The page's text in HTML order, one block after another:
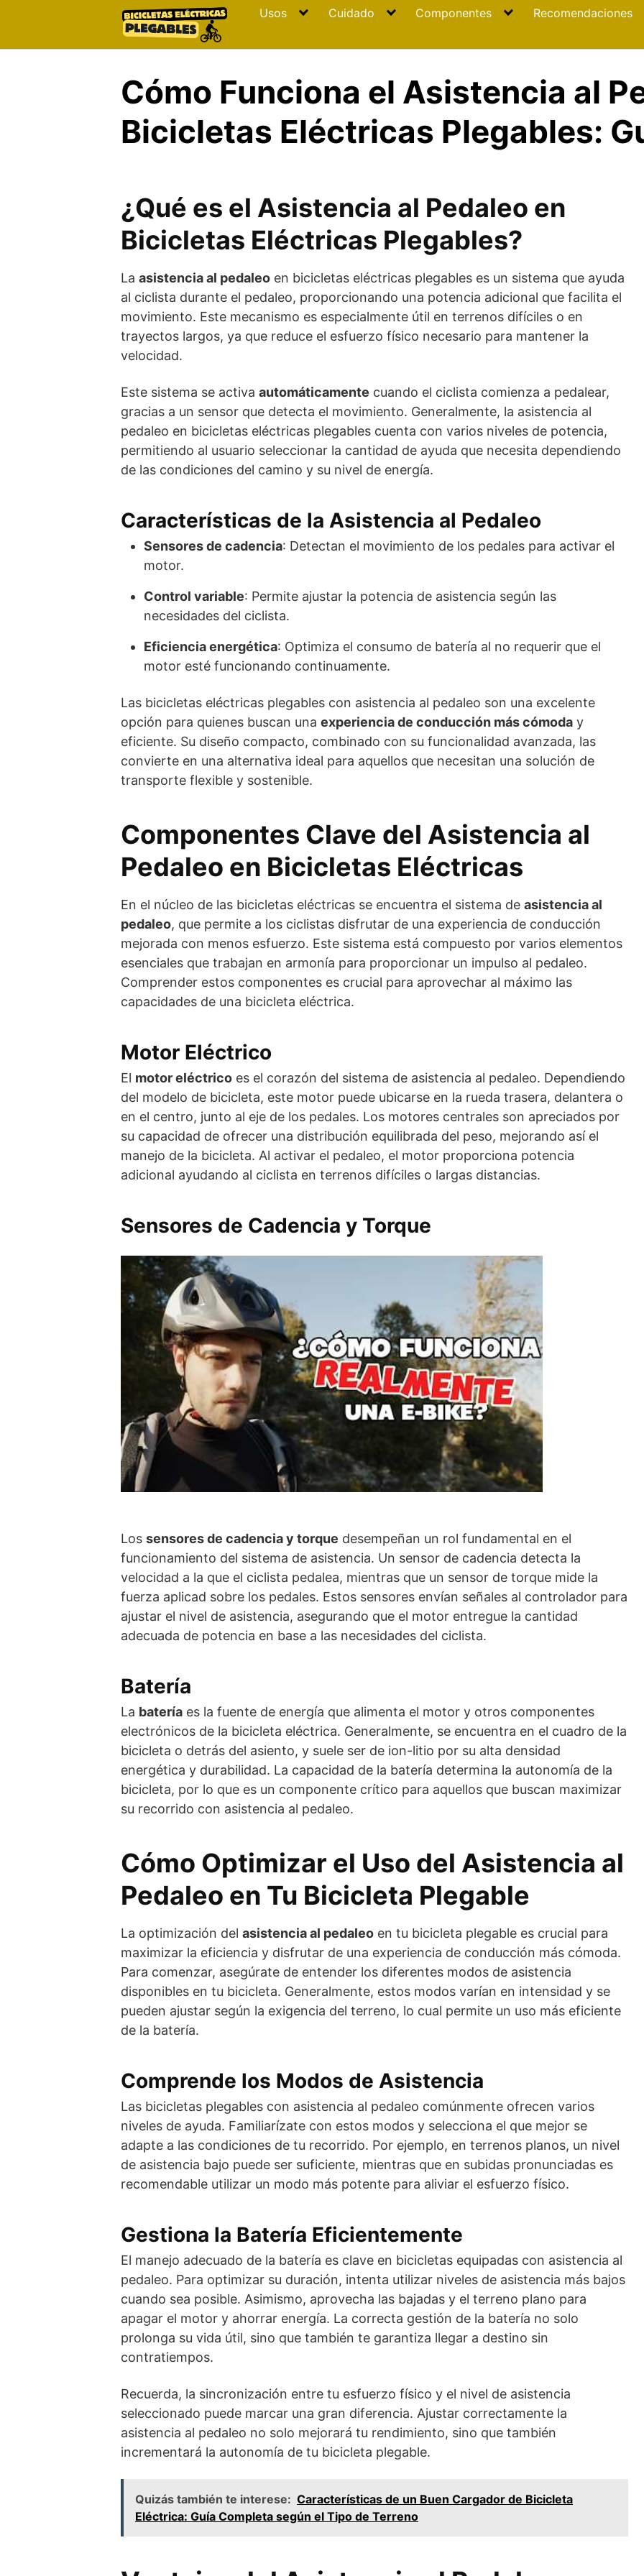
Usos Cuidado Componentes Recomendaciones
Cómo Funciona el Asistencia al
Bicicletas Eléctricas Plegables:
¿Qué es el Asistencia al Pedaleo en
Bicicletas Eléctricas Plegables?
La asistencia al pedaleo en bicicletas eléctricas plegables es un sistema que ayuda
al ciclista durante el pedaleo, proporcionando una potencia adicional que facilita el
movimiento. Este mecanismo es especialmente útil en terrenos difíciles o en
trayectos largos, ya que reduce el esfuerzo físico necesario para mantener la
velocidad.
Este sistema se activa automáticamente cuando el ciclista comienza a pedalear,
gracias a un sensor que detecta el movimiento. Generalmente, la asistencia al
pedaleo en bicicletas eléctricas plegables cuenta con varios niveles de potencia,
permitiendo al usuario seleccionar la cantidad de ayuda que necesita dependiendo
de las condiciones del camino y su nivel de energía.
Características de la Asistencia al Pedaleo
Sensores de cadencia: Detectan el movimiento de los pedales para activar el
motor.
Control variable: Permite ajustar la potencia de asistencia según las
necesidades del ciclista.
Eficiencia energética: Optimiza el consumo de batería al no requerir que el
motor esté funcionando continuamente.
Las bicicletas eléctricas plegables con asistencia al pedaleo son una excelente
opción para quienes buscan una experiencia de conducción más cómoda y
eficiente. Su diseño compacto, combinado con su funcionalidad avanzada, las
convierte en una alternativa ideal para aquellos que necesitan una solución de
transporte flexible y sostenible.
Componentes Clave del Asistencia al
Pedaleo en Bicicletas Eléctricas
En el núcleo de las bicicletas eléctricas se encuentra el sistema de asistencia al
pedaleo, que permite a los ciclistas disfrutar de una experiencia de conducción
mejorada con menos esfuerzo. Este sistema está compuesto por varios elementos
esenciales que trabajan en armonía para proporcionar un impulso al pedaleo.
Comprender estos componentes es crucial para aprovechar al máximo las
capacidades de una bicicleta eléctrica.
Motor Eléctrico
El motor eléctrico es el corazón del sistema de asistencia al pedaleo. Dependiendo
del modelo de bicicleta, este motor puede ubicarse en la rueda trasera, delantera o
en el centro, junto al eje de los pedales. Los motores centrales son apreciados por
su capacidad de ofrecer una distribución equilibrada del peso, mejorando así el
manejo de la bicicleta. Al activar el pedaleo, el motor proporciona potencia
adicional ayudando al ciclista en terrenos difíciles o largas distancias.
Sensores de Cadencia y Torque
Los sensores de cadencia y torque desempeñan un rol fundamental en el
funcionamiento del sistema de asistencia. Un sensor de cadencia detecta la
velocidad a la que el ciclista pedalea, mientras que un sensor de torque mide la
fuerza aplicad sobre los pedales. Estos sensores envían señales al controlador para
ajustar el nivel de asistencia, asegurando que el motor entregue la cantidad
adecuada de potencia en base a las necesidades del ciclista.
Batería
La batería es la fuente de energía que alimenta el motor y otros componentes
electrónicos de la bicicleta eléctrica. Generalmente, se encuentra en el cuadro de la
bicicleta o detrás del asiento, y suele ser de ion-litio por su alta densidad
energética y durabilidad. La capacidad de la batería determina la autonomía de la
bicicleta, por lo que es un componente crítico para aquellos que buscan maximizar
su recorrido con asistencia al pedaleo.
Cómo Optimizar el Uso del Asistencia al
Pedaleo en Tu Bicicleta Plegable
La optimización del asistencia al pedaleo en tu bicicleta plegable es crucial para
maximizar la eficiencia y disfrutar de una experiencia de conducción más cómoda.
Para comenzar, asegúrate de entender los diferentes modos de asistencia
disponibles en tu bicicleta. Generalmente, estos modos varían en intensidad y se
pueden ajustar según la exigencia del terreno, lo cual permite un uso más eficiente
de la batería.
Comprende los Modos de Asistencia
Las bicicletas plegables con asistencia al pedaleo comúnmente ofrecen varios
niveles de ayuda. Familiarízate con estos modos y selecciona el que mejor se
adapte a las condiciones de tu recorrido. Por ejemplo, en terrenos planos, un nivel
de asistencia bajo puede ser suficiente, mientras que en subidas pronunciadas es
recomendable utilizar un modo más potente para aliviar el esfuerzo físico.
Gestiona la Batería Eficientemente
El manejo adecuado de la batería es clave en bicicletas equipadas con asistencia al
pedaleo. Para optimizar su duración, intenta utilizar niveles de asistencia más bajos
cuando sea posible. Asimismo, aprovecha las bajadas y el terreno plano para
apagar el motor y ahorrar energía. La correcta gestión de la batería no solo
prolonga su vida útil, sino que también te garantiza llegar a destino sin
contratiempos.
Recuerda, la sincronización entre tu esfuerzo físico y el nivel de asistencia
seleccionado puede marcar una gran diferencia. Ajustar correctamente la
asistencia al pedaleo no solo mejorará tu rendimiento, sino que también
incrementará la autonomía de tu bicicleta plegable.
Quizás también te interese: Características de un Buen Cargador de Bicicleta
Eléctrica: Guía Completa según el Tipo de Terreno